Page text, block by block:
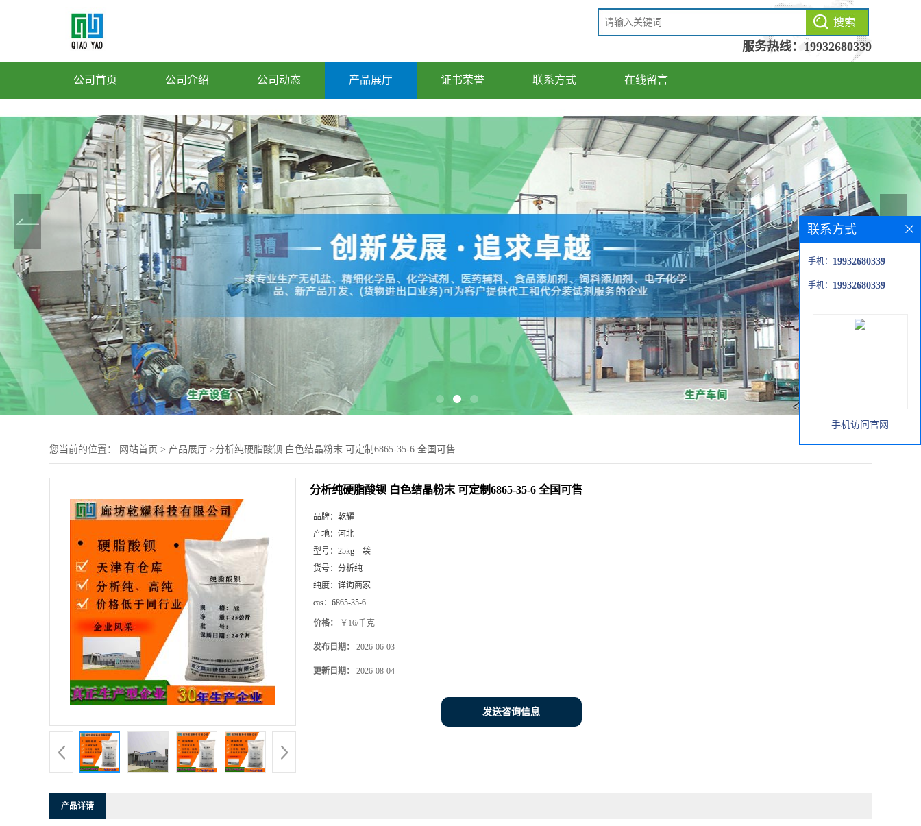
服务热线：19932680339
公司首页 公司介绍 公司动态 产品展厅 证书荣誉 联系方式 在线留言
您当前的位置： 网站首页 > 产品展厅 >分析纯硬脂酸钡 白色结晶粉末 可定制6865-35-6 全国可售
分析纯硬脂酸钡 白色结晶粉末 可定制6865-35-6 全国可售
品牌： 乾耀
产地： 河北
型号： 25kg一袋
货号： 分析纯
纯度： 详询商家
cas： 6865-35-6
价格： ￥16/千克
发布日期： 2026-06-03
更新日期： 2026-08-04
发送咨询信息
产品详请
联系方式
手机： 19932680339
手机： 19932680339
手机访问官网